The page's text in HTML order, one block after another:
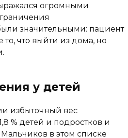
огромными
значительными: пациент
то, что выйти из дома, но
у детей
избыточный вес
% детей и подростков и
в этом списке